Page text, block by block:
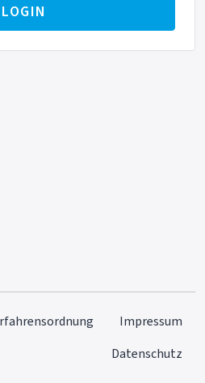
LOGIN
Impressum
Datenschutz